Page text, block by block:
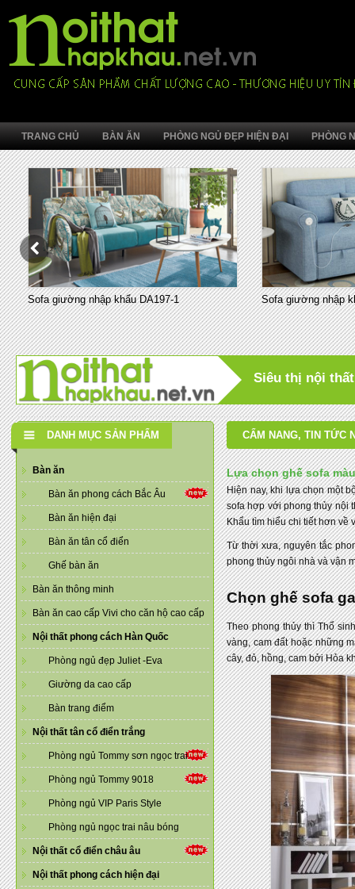
TRANG CHỦ BÀN ĂN PHÒNG NGỦ ĐẸP HIỆN ĐẠI PHÒNG
Sofa giường nhập khẩu DA197-1 Sofa giường nhập
Siêu thị nội
DANH MỤC SẢN PHẨM
Bàn ăn
Bàn ăn phong cách Bắc Âu
Bàn ăn hiện đại
Bàn ăn tân cổ điển
Ghế bàn ăn
Bàn ăn thông minh
Bàn ăn cao cấp Vivi cho căn hộ cao cấp
Nội thất phong cách Hàn Quốc
Phòng ngủ đẹp Juliet -Eva
Giường da cao cấp
Bàn trang điểm
Nội thất tân cổ điển trắng
Phòng ngủ Tommy sơn ngọc trai
Phòng ngủ Tommy 9018
Phòng ngủ VIP Paris Style
Phòng ngủ ngọc trai nâu bóng
Nội thất cổ điển châu âu
Nội thất phong cách hiện đại
CẨM NANG, TIN TỨC
Lựa chọn ghế sofa
Hiện nay, khi lựa chọn một
sofa hợp với phong thủy nội
Khẩu tìm hiểu chi tiết hơn về
Từ thời xưa, nguyên tắc
phong thủy ngôi nhà và vận
Chọn ghế sofa
Theo phong thủy thì Thổ
vàng, cam đất hoặc những
cây, đỏ, hồng, cam bởi Hỏa